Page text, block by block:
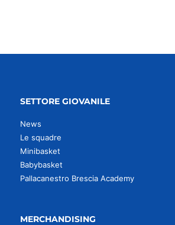
SETTORE GIOVANILE
News
Le squadre
Minibasket
Babybasket
Pallacanestro Brescia Academy
MERCHANDISING